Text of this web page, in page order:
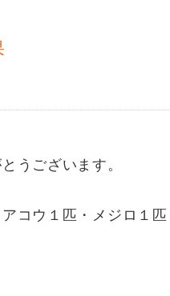
うございます。
コウ１匹・メジロ１